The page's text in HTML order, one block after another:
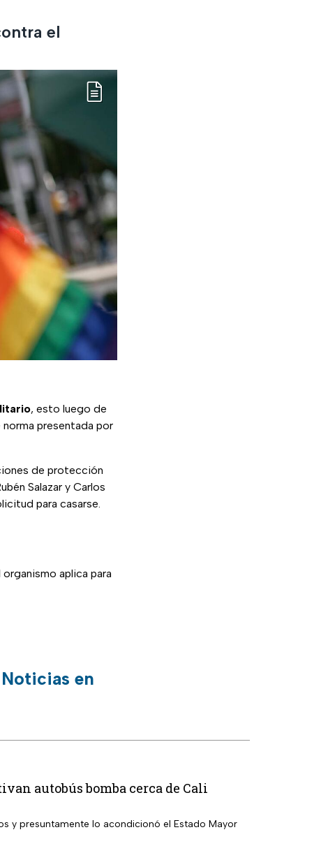
el
, esto luego de
presentada por
de protección
Salazar y Carlos
para casarse.
aplica para
en
autobús bomba cerca de Cali
y presuntamente lo acondicionó el Estado Mayor